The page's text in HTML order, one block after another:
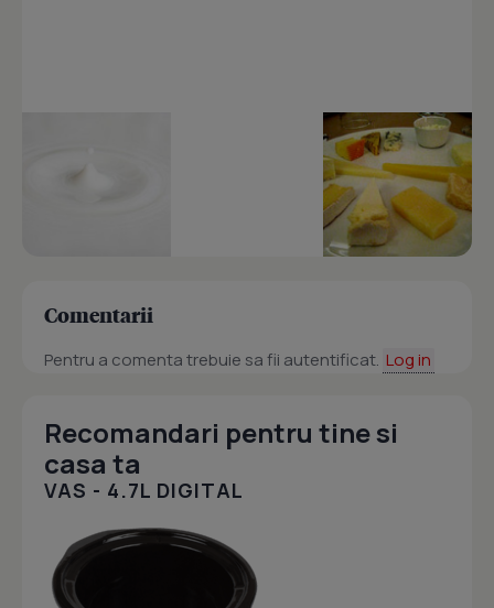
Comentarii
Pentru a comenta trebuie sa fii autentificat. Log in
Recomandari pentru tine si
casa ta
VAS - 4.7L DIGITAL